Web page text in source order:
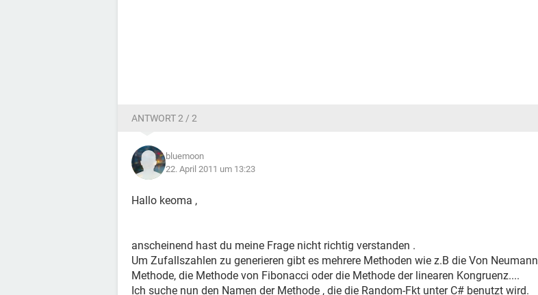
ANTWORT 2 / 2
bluemoon
22. April 2011 um 13:23
Hallo keoma ,
anscheinend hast du meine Frage nicht richtig verstanden .
Um Zufallszahlen zu generieren gibt es mehrere Methoden wie z.B die Von Neumann
Methode, die Methode von Fibonacci oder die Methode der linearen Kongruenz....
Ich suche nun den Namen der Methode , die die Random-Fkt unter C# benutzt wird.